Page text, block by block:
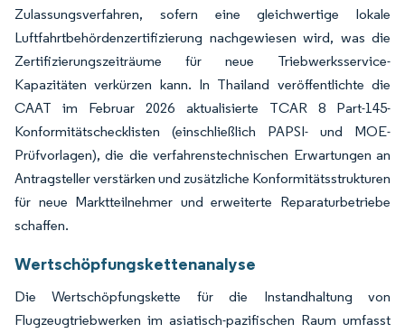
Zulassungsverfahren, sofern eine gleichwertige lokale
Luftfahrtbehördenzertifizierung nachgewiesen wird, was die
Zertifizierungszeiträume für neue Triebwerksservice-
Kapazitäten verkürzen kann. In Thailand veröffentlichte die
CAAT im Februar 2026 aktualisierte TCAR 8 Part-145-
Konformitätschecklisten (einschließlich PAPSI- und MOE-
Prüfvorlagen), die die verfahrenstechnischen Erwartungen an
Antragsteller verstärken und zusätzliche Konformitätsstrukturen
für neue Marktteilnehmer und erweiterte Reparaturbetriebe
schaffen.
Wertschöpfungskettenanalyse
Die Wertschöpfungskette für die Instandhaltung von
Flugzeugtriebwerken im asiatisch-pazifischen Raum umfasst